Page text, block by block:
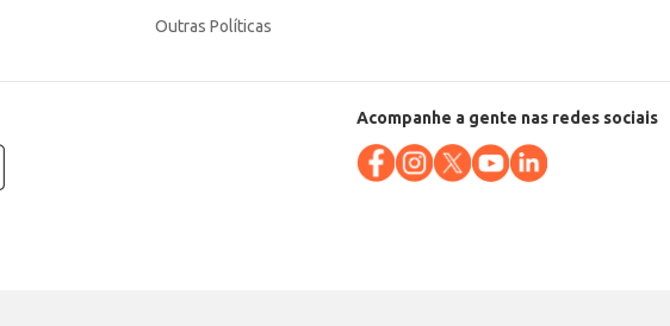
Outras Políticas
Acompanhe a gente nas redes sociais